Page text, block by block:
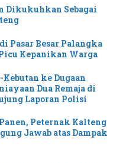
Dikukuhkan Sebagai
Pasar Besar Palangka
Kepanikan Warga
ke Dugaan
Dua Remaja di
Laporan Polisi
Peternak Kalteng
Jawab atas Dampak